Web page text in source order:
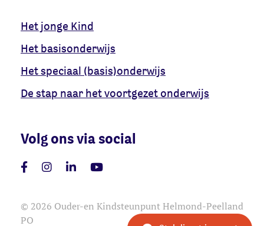
Het jonge Kind
Het basisonderwijs
Het speciaal (basis)onderwijs
De stap naar het voortgezet onderwijs
Volg ons via social
© 2026 Ouder-en Kindsteunpunt Helmond-Peelland
PO